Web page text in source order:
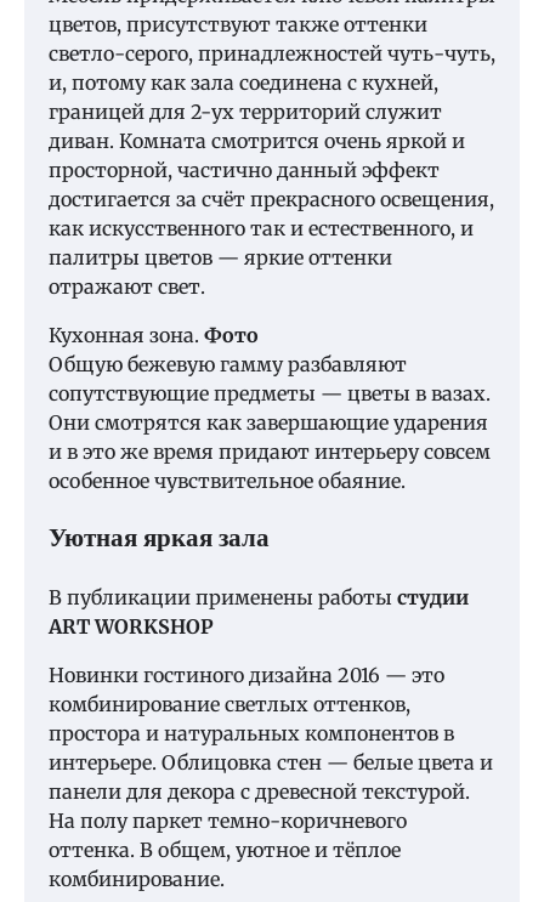
цветов, присутствуют также оттенки
светло-серого, принадлежностей чуть-чуть,
и, потому как зала соединена с кухней,
границей для 2-ух территорий служит
диван. Комната смотрится очень яркой и
просторной, частично данный эффект
достигается за счёт прекрасного освещения,
как искусственного так и естественного, и
палитры цветов — яркие оттенки
отражают свет.
Кухонная зона. Фото
Общую бежевую гамму разбавляют
сопутствующие предметы — цветы в вазах.
Они смотрятся как завершающие ударения
и в это же время придают интерьеру совсем
особенное чувствительное обаяние.
Уютная яркая зала
В публикации применены работы студии
ART WORKSHOP
Новинки гостиного дизайна 2016 — это
комбинирование светлых оттенков,
простора и натуральных компонентов в
интерьере. Облицовка стен — белые цвета и
панели для декора с древесной текстурой.
На полу паркет темно-коричневого
оттенка. В общем, уютное и тёплое
комбинирование.